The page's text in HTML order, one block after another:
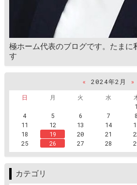
極ホーム代表のブログです。たまに
す
« 2024年2月
»
日
月 火 水
1
4
5 6 7 8
11
12 13 14
18
19 20 21
25
26 27 28
カテゴリ